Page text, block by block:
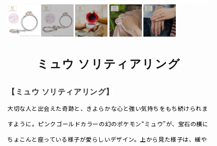
ミュウ ソリティアリング
【ミュウ ソリティアリング】
大切な人と出会えた奇跡と、きよらかな心と強い気持ちをもち続けられま
すように――。ピンクゴールドカラーの幻のポケモン“ミュウ”が、宝石の横に
ちょこんと座っている様子が愛らしいデザイン。上から見た様子は、緩や